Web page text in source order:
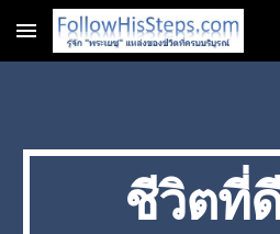
Skip to main content
ชีวิตที่